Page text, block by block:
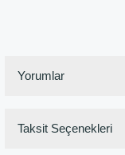
Yorumlar
Taksit Seçenekleri